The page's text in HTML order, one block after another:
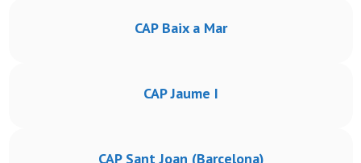
CAP Baix a Mar
CAP Jaume I
CAP Sant Joan (Barcelona)